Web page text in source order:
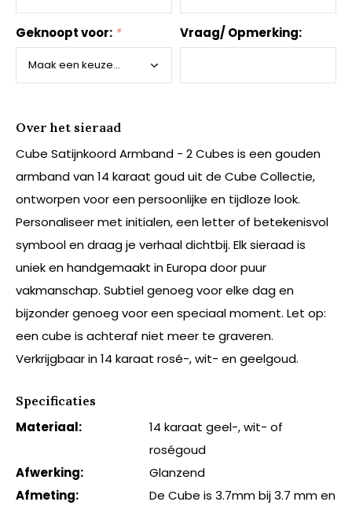
Geknoopt voor: * Vraag/ Opmerking:
Over het sieraad
Cube Satijnkoord Armband - 2 Cubes is een gouden
armband van 14 karaat goud uit de Cube Collectie,
ontworpen voor een persoonlijke en tijdloze look.
Personaliseer met initialen, een letter of betekenisvol
symbool en draag je verhaal dichtbij. Elk sieraad is
uniek en handgemaakt in Europa door puur
vakmanschap. Subtiel genoeg voor elke dag en
bijzonder genoeg voor een speciaal moment. Let op:
een cube is achteraf niet meer te graveren.
Verkrijgbaar in 14 karaat rosé-, wit- en geelgoud.
Specificaties
Materiaal:
14 karaat geel-, wit- of
roségoud
Afwerking:
Glanzend
Afmeting:
De Cube is 3.7mm bij 3.7 mm en